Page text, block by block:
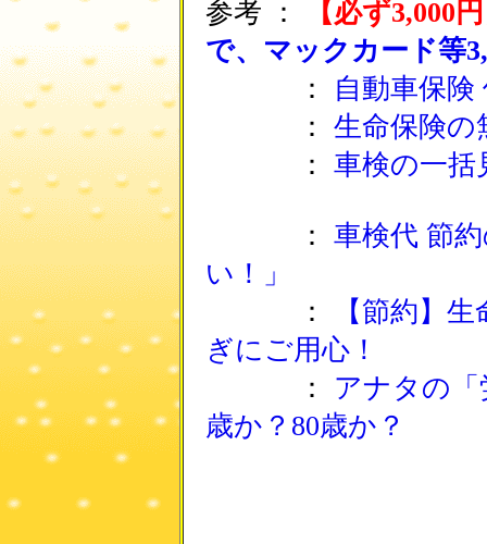
参考 ：
【必ず3,000
で、マックカード等
：
自動車保険
： 生命保険の
： 車検の一括
： 車検代 節
い！」
：
【節約】
ぎにご用心！
： アナタの「
歳か？80歳か？